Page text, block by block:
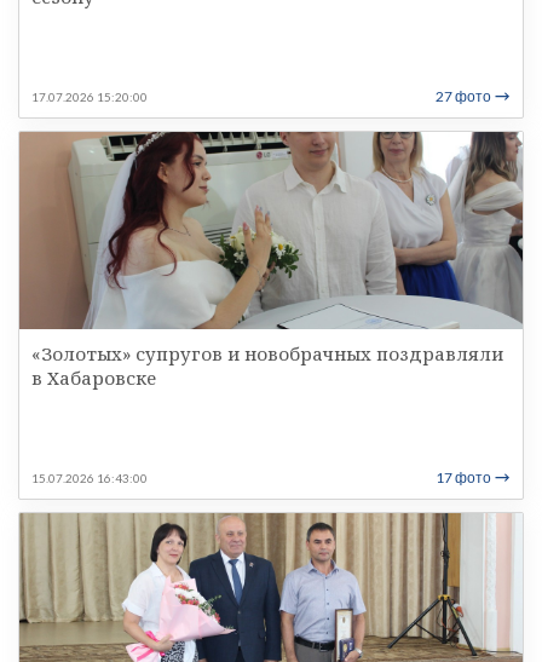
17.07.2026 15:20:00 27 фото
«Золотых» супругов и новобрачных поздравляли
в Хабаровске
15.07.2026 16:43:00 17 фото